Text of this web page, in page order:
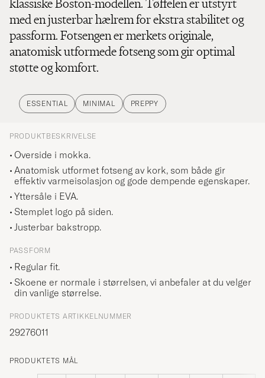
klassiske Boston-modellen. Tøffelen er utstyrt
med en justerbar hælrem for ekstra stabilitet og
passform. Fotsengen er merkets originale,
anatomisk utformede fotseng som gir optimal
støtte og komfort.
ESSENTIAL MINIMAL PREPPY
PRODUKTBESKRIVELSE
Overside i mokka.
Anatomisk utformet fotseng av kork, som både gir
effektiv varmeisolasjon og gode dempende egenskaper.
Yttersåle i EVA.
Stemplet logo på siden.
Justerbar bakstropp.
PASSFORM
Regular fit.
Skoene er normale i størrelsen, vi anbefaler at du velger
din vanlige størrelse.
PRODUKTETS ARTIKKELNUMMER
29276011
PRODUKTETS MÅL